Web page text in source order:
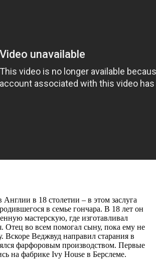
в 18 столетии – в этом заслуга
в семье гончара. В 18 лет он
мастерскую, где изготавливал
Отец во всем помогал сыну, пока ему не
Вскоре Веджвуд направил старания в
фарфоровым производством. Первые
на фабрике Ivy House в Берслеме.